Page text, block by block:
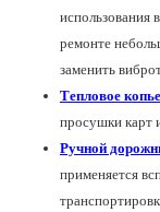
использования
ремонте
заменить
Тепловое копье
просушки карт
Ручной
применяется